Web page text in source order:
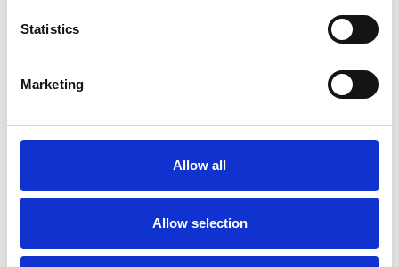
Statistics
Marketing
Allow all
Allow selection
Meer informatie?
formulier aan ons sturen. Wij streven ernaar uw bericht